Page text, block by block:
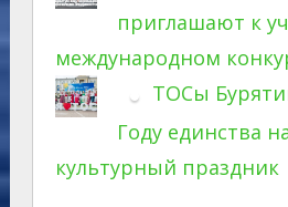
приглашают к
международном
ТОСы
Году единства
культурный праздник